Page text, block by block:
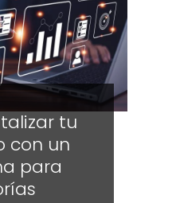
tu
con un
para